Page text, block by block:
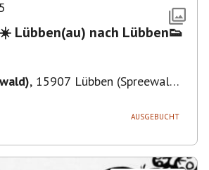
Lübben(au) nach Lübben👟
, 15907 Lübben (Spreewald),
AUSGEBUCHT